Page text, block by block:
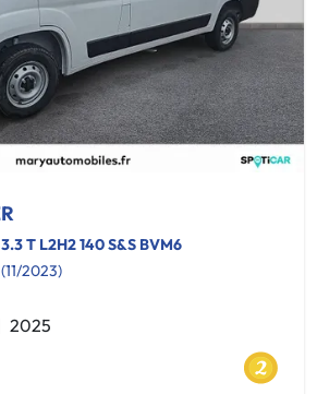
T L2H2 140 S&S BVM6
2023)
2025